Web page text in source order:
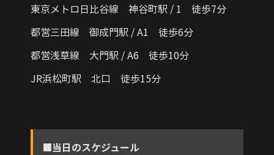
東京メトロ日比谷線 神谷町駅 / 1 徒歩7分
都営三田線 御成門駅 / A1 徒歩6分
都営浅草線 大門駅 / A6 徒歩10分
JR浜松町駅 北口 徒歩15分
■当日のスケジュール